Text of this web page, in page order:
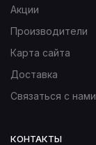
Акции
Производители
Карта сайта
Доставка
Связаться с нами
КОНТАКТЫ